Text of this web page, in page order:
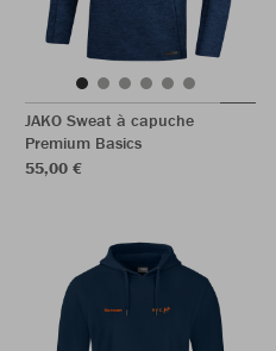
JAKO Sweat à capuche
Premium Basics
55,00 €